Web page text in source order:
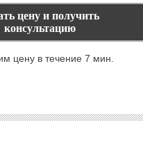
цену в течение 7 мин.